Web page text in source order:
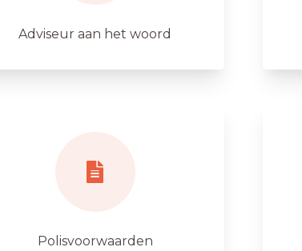
Adviseur aan het woord
Polisvoorwaarden